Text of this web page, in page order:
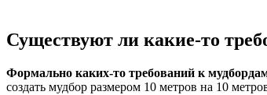
Существуют ли какие-то
Формально каких-то требований к
создать мудбор размером 10 метров на 10